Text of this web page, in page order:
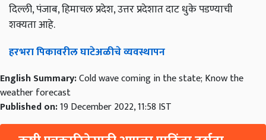
दिल्ली, पंजाब, हिमाचल प्रदेश, उत्तर प्रदेशात दाट धुके पडण्याची
शक्यता आहे.
हरभरा पिकावरील घाटेअळीचे व्यवस्थापन
English Summary:Cold wave coming in the state; Know the
weather forecast
Published on:19 December 2022, 11:58 IST